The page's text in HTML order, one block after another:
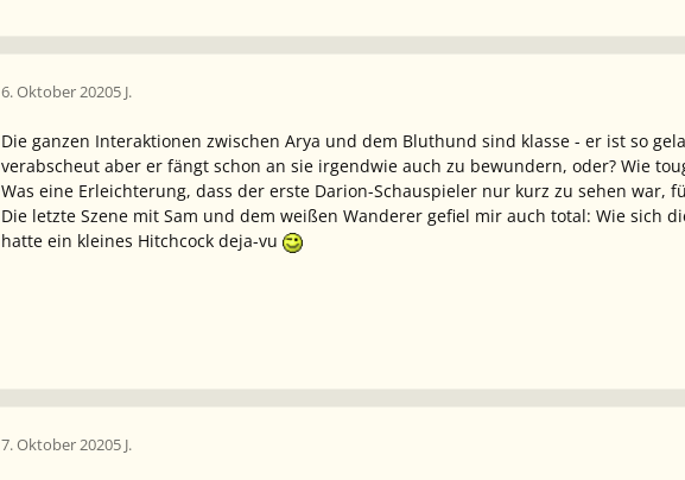
6. Oktober 20205 J.
Die ganzen Interaktionen zwischen Arya und dem Bluthund sind klasse - er ist so
verabscheut aber er fängt schon an sie irgendwie auch zu bewundern, oder? Wie
Was eine Erleichterung, dass der erste Darion-Schauspieler nur kurz zu sehen war,
Die letzte Szene mit Sam und dem weißen Wanderer gefiel mir auch total: Wie sich
hatte ein kleines Hitchcock deja-vu
7. Oktober 20205 J.